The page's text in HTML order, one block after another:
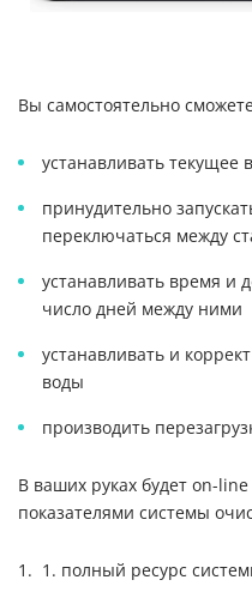
Вы самостоятельно
устанавливать текущее
принудительно
переключаться между
устанавливать время и
число дней между ними
устанавливать и
воды
производить
В ваших руках будет on-
показателями системы
1. полный ресурс